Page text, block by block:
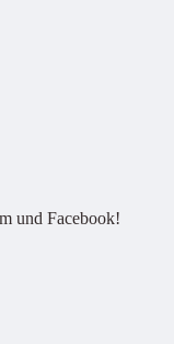
und Facebook!